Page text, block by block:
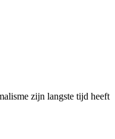
zijn langste tijd heeft